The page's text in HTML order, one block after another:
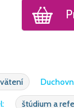
štúdium a